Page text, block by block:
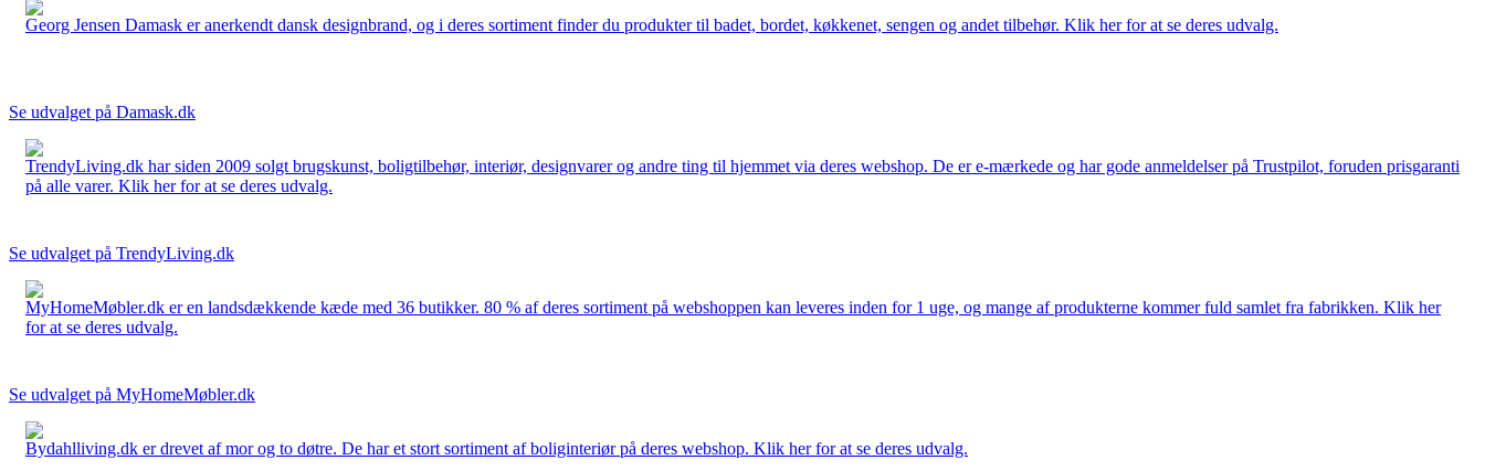
Georg Jensen Damask er anerkendt dansk designbrand, og i deres sortiment finder du produkter til badet, bordet, køkkenet, sengen og andet tilbehør. Klik her for at se deres udvalg.
Se udvalget på Damask.dk
TrendyLiving.dk har siden 2009 solgt brugskunst, boligtilbehør, interiør, designvarer og andre ting til hjemmet via deres webshop. De er e-mærkede og har gode anmeldelser på Trustpilot, foruden prisgaranti
på alle varer. Klik her for at se deres udvalg.
Se udvalget på TrendyLiving.dk
MyHomeMøbler.dk er en landsdækkende kæde med 36 butikker. 80 % af deres sortiment på webshoppen kan leveres inden for 1 uge, og mange af produkterne kommer fuld samlet fra fabrikken. Klik her
for at se deres udvalg.
Se udvalget på MyHomeMøbler.dk
Bydahlliving.dk er drevet af mor og to døtre. De har et stort sortiment af boliginteriør på deres webshop. Klik her for at se deres udvalg.